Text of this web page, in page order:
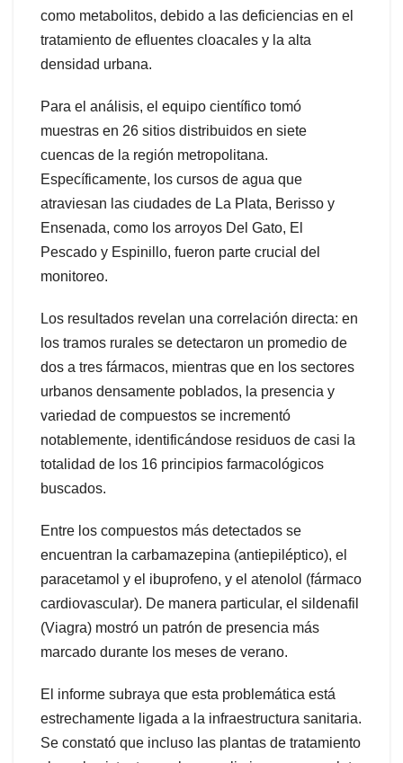
como metabolitos, debido a las deficiencias en el
tratamiento de efluentes cloacales y la alta
densidad urbana.
Para el análisis, el equipo científico tomó
muestras en 26 sitios distribuidos en siete
cuencas de la región metropolitana.
Específicamente, los cursos de agua que
atraviesan las ciudades de La Plata, Berisso y
Ensenada, como los arroyos Del Gato, El
Pescado y Espinillo, fueron parte crucial del
monitoreo.
Los resultados revelan una correlación directa: en
los tramos rurales se detectaron un promedio de
dos a tres fármacos, mientras que en los sectores
urbanos densamente poblados, la presencia y
variedad de compuestos se incrementó
notablemente, identificándose residuos de casi la
totalidad de los 16 principios farmacológicos
buscados.
Entre los compuestos más detectados se
encuentran la carbamazepina (antiepiléptico), el
paracetamol y el ibuprofeno, y el atenolol (fármaco
cardiovascular). De manera particular, el sildenafil
(Viagra) mostró un patrón de presencia más
marcado durante los meses de verano.
El informe subraya que esta problemática está
estrechamente ligada a la infraestructura sanitaria.
Se constató que incluso las plantas de tratamiento